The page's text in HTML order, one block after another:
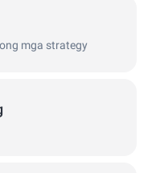
mga strategy